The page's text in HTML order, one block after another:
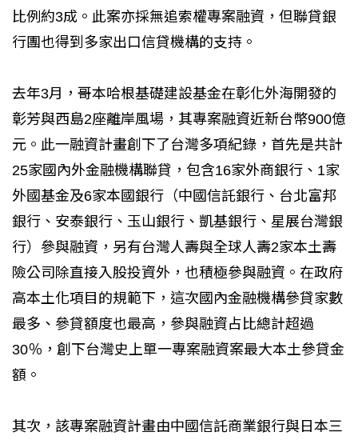
比例約3成。此案亦採無追索權專案融資，但聯貸銀
行團也得到多家出口信貸機構的支持。
去年3月，哥本哈根基礎建設基金在彰化外海開發的
彰芳與西島2座離岸風場，其專案融資近新台幣900億
元。此一融資計畫創下了台灣多項紀錄，首先是共計
25家國內外金融機構聯貸，包含16家外商銀行、1家
外國基金及6家本國銀行（中國信託銀行、台北富邦
銀行、安泰銀行、玉山銀行、凱基銀行、星展台灣銀
行）參與融資，另有台灣人壽與全球人壽2家本土壽
險公司除直接入股投資外，也積極參與融資。在政府
高本土化項目的規範下，這次國內金融機構參貸家數
最多、參貸額度也最高，參與融資占比總計超過
30％，創下台灣史上單一專案融資案最大本土參貸金
額。
其次，該專案融資計畫由中國信託商業銀行與日本三